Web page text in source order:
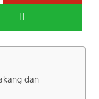
dan